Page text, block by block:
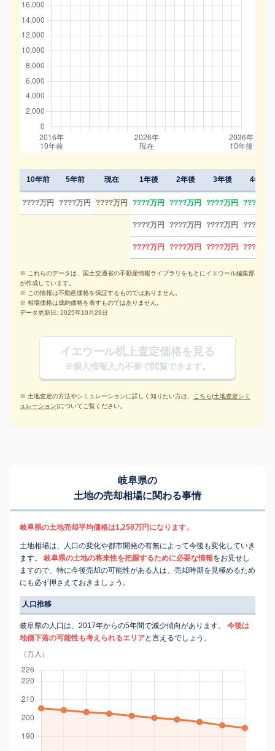
10年前 5年前 現在
????万円 ????万円 ????万円
1年後 2年後 3年後 4年後
????万円 ????万円 ????万円 ????万円
????万円 ????万円 ????万円 ????万円
????万円 ????万円 ????万円 ????万円
※ これらのデータは、国土交通省の不動産情報ライブラリをもとにイエウール編集部
が作成しています。
※ この情報は不動産価格を保証するものではありません。
※ 相場価格は成約価格を表すものではありません。
データ更新日: 2025年10月29日
イエウール机上査定価格を見る
※個人情報入力不要で閲覧できます。
※ 土地査定の方法やシミュレーションに詳しく知りたい方は、 こちら(土地査定シミ
ュレーション)についてご覧ください。
岐阜県の
土地の売却相場に関わる事情
岐阜県の土地売却平均価格は1,258万円になります。
土地相場は、人口の変化や都市開発の有無によって今後も変化していき
ます。
岐阜県の土地の将来性を把握するために必要な情報をお見せし
ますので、特に今後売却の可能性がある人は、売却時期を見極めるため
にも必ず押さえておきましょう。
人口推移
岐阜県の人口は、2017年からの5年間で減少傾向があります。
今後は
地価下落の可能性も考えられるエリアと言えるでしょう。
（万人）